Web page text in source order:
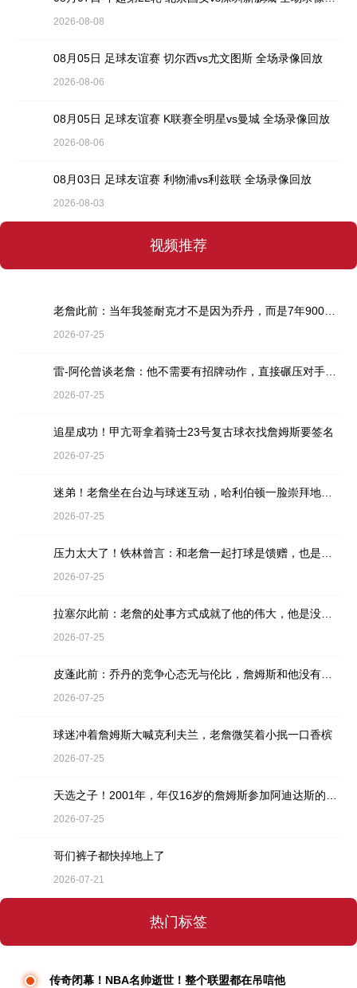
2026-08-08
08月05日 足球友谊赛 切尔西vs尤文图斯 全场录像回放
2026-08-06
08月05日 足球友谊赛 K联赛全明星vs曼城 全场录像回放
2026-08-06
08月03日 足球友谊赛 利物浦vs利兹联 全场录像回放
2026-08-03
视频推荐
2026-07-25
2026-07-25
追星成功！甲亢哥拿着骑士23号复古球衣找詹姆斯要签名
2026-07-25
2026-07-25
2026-07-25
2026-07-25
2026-07-25
球迷冲着詹姆斯大喊克利夫兰，老詹微笑着小抿一口香槟
2026-07-25
2026-07-25
哥们裤子都快掉地上了
2026-07-21
热门标签
传奇闭幕！NBA名帅逝世！整个联盟都在吊唁他